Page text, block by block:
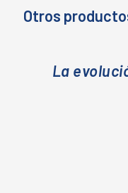
Otros
La